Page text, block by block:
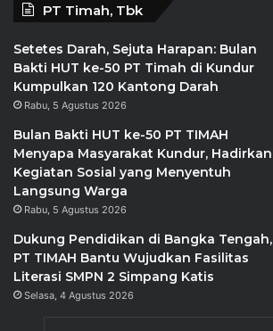
PT Timah, Tbk
Setetes Darah, Sejuta Harapan: Bulan
Bakti HUT ke-50 PT Timah di Kundur
Kumpulkan 120 Kantong Darah
Rabu, 5 Agustus 2026
Bulan Bakti HUT ke-50 PT TIMAH
Menyapa Masyarakat Kundur, Hadirkan
Kegiatan Sosial yang Menyentuh
Langsung Warga
Rabu, 5 Agustus 2026
Dukung Pendidikan di Bangka Tengah,
PT TIMAH Bantu Wujudkan Fasilitas
Literasi SMPN 2 Simpang Katis
Selasa, 4 Agustus 2026